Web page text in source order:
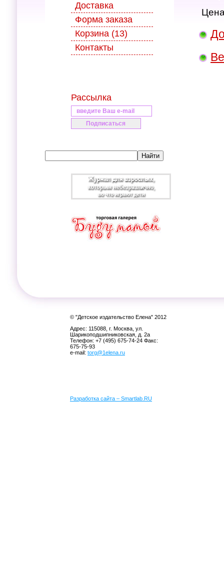
Доставка
Форма заказа
Корзина (13)
Контакты
Рассылка
© "Детское издательство Елена" 2012
Адрес: 115088, г. Москва, ул.
Шарикоподшипниковская, д. 2а
Телефон: +7 (495) 675-74-24 Факс:
675-75-93
e-mail: torg@1elena.ru
Разработка сайта – Smartlab.RU